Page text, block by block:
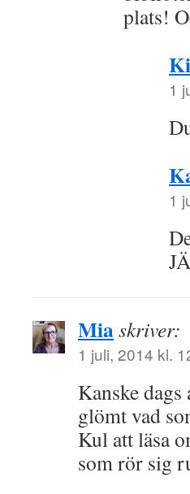
plats!
1
1
Miaskriver:
1 juli, 2014 kl.
Kanske
glömt vad
Kul att läsa
som rör sig